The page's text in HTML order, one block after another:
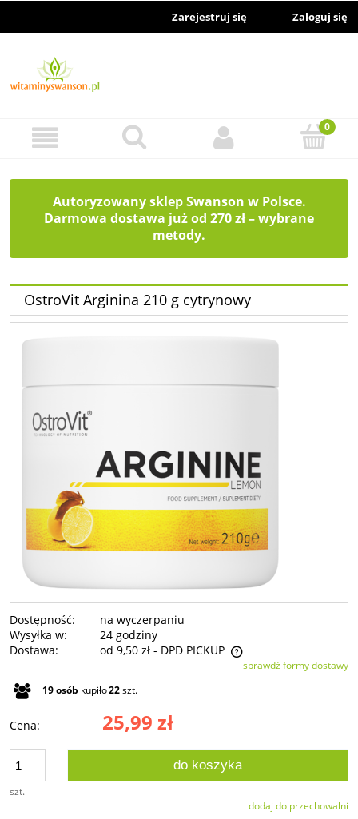
Zarejestruj się Zaloguj się
Autoryzowany sklep Swanson w Polsce.
Darmowa dostawa już od 270 zł – wybrane
metody.
OstroVit Arginina 210 g cytrynowy
Dostępność:
na wyczerpaniu
Wysyłka w:
24 godziny
Dostawa:
od 9,50 zł - DPD PICKUP
Cena nie zawiera ewentualnych kosztów płatnościsprawdź formy dostawy
19osób kupiło22szt.
Cena: 25,99 zł
szt.
do koszyka
dodaj do przechowalni